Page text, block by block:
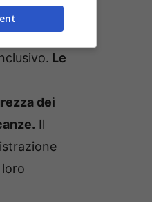
attenti
Le
dei
Il